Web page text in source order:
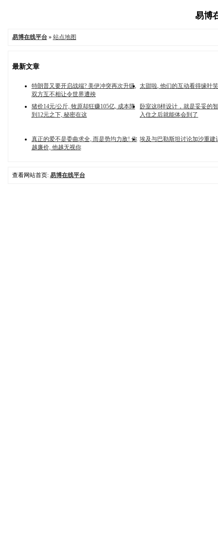
易博
易博在线平台» 站点地图
最新文章
特朗普又要开启战端? 美伊冲突再次升级,
双方互不相让令世界遭殃
太甜啦, 他们的互动看得缘叶
猪价14元/公斤, 牧原却狂赚105亿, 成本降
到12元之下, 秘密在这
卧室这8样设计，就是妥妥的
入住之后就能体会到了
真正的爱不是委曲求全, 而是势均力敌! 你
越廉价, 他越无视你
埃及与巴勒斯坦讨论加沙重建
查看网站首页: 易博在线平台